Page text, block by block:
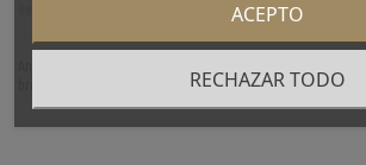
brillantes. Peso brillantes: 1,20 qt. aprox. Talla: 17. Peso: 9,9 g.
RECHAZAR TODO
ACEPTO